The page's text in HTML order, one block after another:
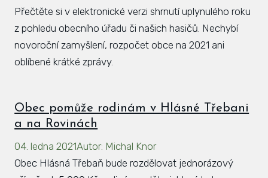
Přečtěte si v elektronické verzi shrnutí uplynulého roku
z pohledu obecního úřadu či našich hasičů. Nechybí
novoroční zamyšlení, rozpočet obce na 2021 ani
oblíbené krátké zprávy.
Obec pomůže rodinám v Hlásné Třebani
a na Rovinách
04. ledna 2021Autor: Michal Knor
Obec Hlásná Třebaň bude rozdělovat jednorázový